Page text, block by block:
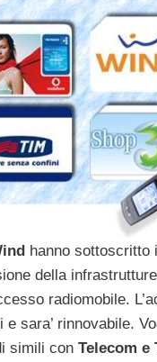
hanno sottoscritto
della
radiomobile.
e sara’ rinnovabile.
simili con Telecom e